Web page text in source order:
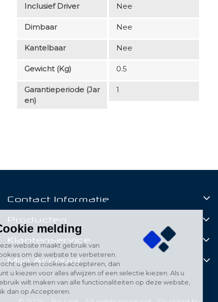
Inclusief Driver
Nee
Dimbaar Nee
Kantelbaar Nee
Gewicht (kg) 0.5
Garantieperiode (jar
En)
1
Contact Informatie
Producten
Klantenservice
Mijn Account
Cookie melding
Deze website maakt gebruik van
cookies om de website te verbeteren.
Mocht u geen cookies accepteren, dan
kunt u kiezen voor alles afwijzen of een selectie kiezen. Als u
gebruik wilt maken van alle functionaliteiten op deze website,
klik dan op Accepteren.